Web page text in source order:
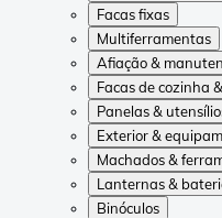
Facas fixas
Multiferramentas
Afiação &
Facas de cozinha
Panelas &
Exterior &
Machados &
Lanternas &
Binóculos